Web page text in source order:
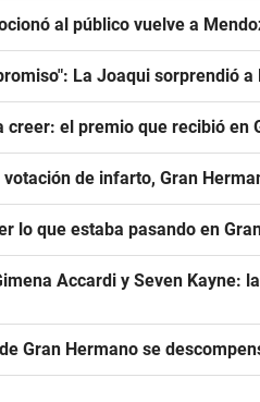
al público vuelve a
La Joaqui sorprendió
creer: el premio que recibió en
votación de infarto, Gran
lo que estaba pasando en
Accardi y Seven Kayne:
Gran Hermano se